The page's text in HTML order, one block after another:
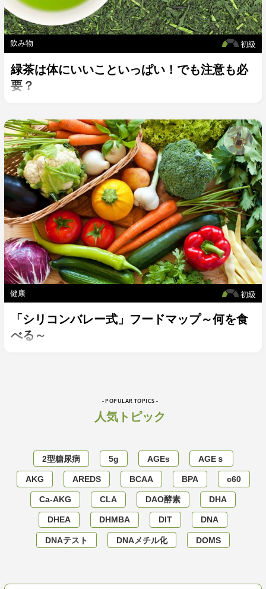
初級
飲み物
緑茶は体にいいこといっぱい！でも注意も必
要？
初級
健康
「シリコンバレー式」フードマップ～何を食
べる～
- POPULAR TOPICS -
人気トピック
2型糖尿病 5g AGEs AGEｓ
AKG AREDS BCAA BPA c60
Ca-AKG CLA DAO酵素 DHA
DHEA DHMBA DIT DNA
DNAテスト DNAメチル化 DOMS